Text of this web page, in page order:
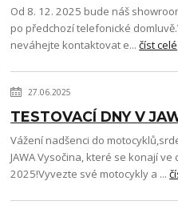
Od 8. 12. 2025 bude náš
po předchozí telefonické
neváhejte kontaktovat e...číst celé
27.06.2025
TESTOVACÍ DNY V
Vážení nadšenci do
JAWA Vysočina, které se konají
2025!Vyvezte své motocykly a ...